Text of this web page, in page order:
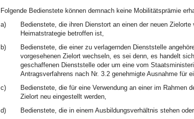
Folgende Bedienstete können demnach keine Mobilitätsprämie
a)
Bedienstete, die ihren Dienstort an einen der neuen
Heimatstrategie betroffen ist,
b)
Bedienstete, die einer zu verlagernden Dienststelle
vorgesehenen Zielort wechseln, es sei denn, es handelt
geschaffenen Dienststelle oder um eine vom
Antragsverfahrens nach Nr. 3.2 genehmigte Ausnahme für
c)
Bedienstete, die für eine Verwendung an einer im Rahmen
Zielort neu eingestellt werden,
d)
Bedienstete, die in einem Ausbildungsverhältnis stehen